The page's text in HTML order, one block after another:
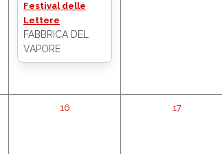
Festival delle
Lettere
FABBRICA DEL
VAPORE
16 17